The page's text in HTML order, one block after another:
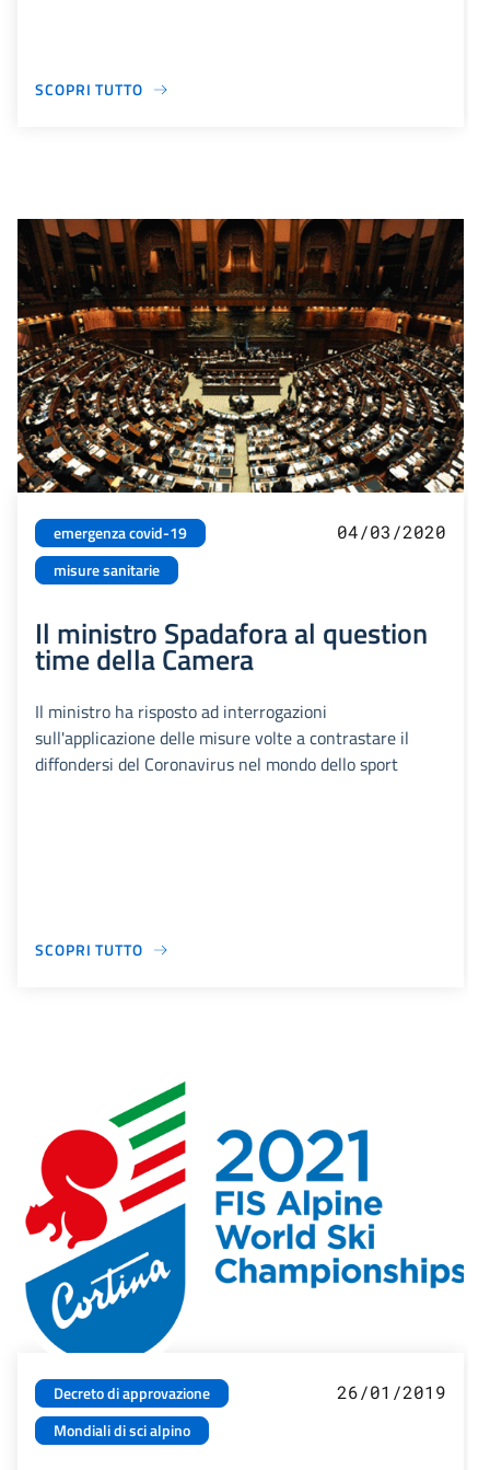
SCOPRI TUTTO
emergenza covid-19
misure sanitarie
04/03/2020
Il ministro Spadafora al question
time della Camera
Il ministro ha risposto ad interrogazioni
sull'applicazione delle misure volte a contrastare il
diffondersi del Coronavirus nel mondo dello sport
SCOPRI TUTTO
Decreto di approvazione
Mondiali di sci alpino
26/01/2019